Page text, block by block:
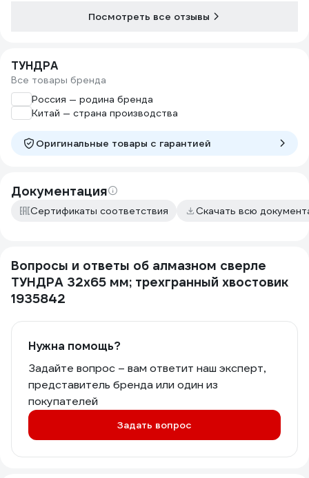
Посмотреть все отзывы
ТУНДРА
Все товары бренда
Россия — родина бренда
Китай — страна производства
Оригинальные товары c гарантией
Документация
Сертификаты соответствия Скачать всю
Вопросы и ответы об алмазном сверле
ТУНДРА 32х65 мм; трехгранный хвостовик
1935842
Нужна помощь?
Задайте вопрос – вам ответит наш эксперт,
представитель бренда или один из
покупателей
Задать вопрос